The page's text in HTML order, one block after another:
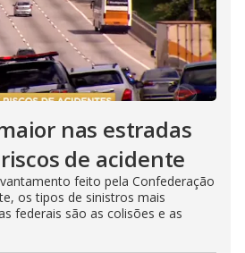
nas estradas
de acidente
feito pela Confederação
os tipos de sinistros mais
federais são as colisões e as